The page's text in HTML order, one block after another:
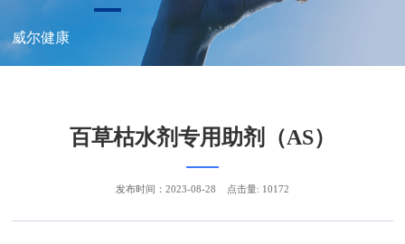
威尔健康
百草枯水剂专用助剂（AS）